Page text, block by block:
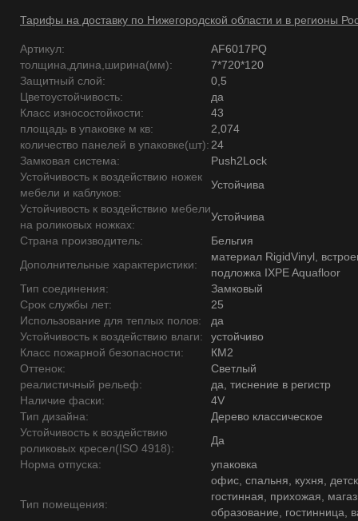
Тарифы на доставку по Нижегородской области и в регионы
Артикул:
AF6017PQ
толщина,длина,ширина(мм):
7*720*120
Защитный слой:
0,5
Цветоустойчивость:
да
Класс износостойкости:
43
площадь в упаковке м кв:
2,074
количество панелей в упаковке(шт): 24
Замковая система:
Push2Lock
Устойчивость к воздействию ножек
мебели и каблуков:
Устойчива
Устойчивость к воздействию мебели
на роликовых ножках:
Устойчива
Страна производитель:
Бельгия
Дополнительные характеристики:
материал RigidVinyl,
подложка IXPE Aquafloor
Тип соединения:
Замковый
Срок службы лет:
25
Использование для теплых полов:
да
Устойчивость к воздействию влаги:
устойчиво
Класс пожарной безопасности:
КМ2
Оттенок:
Светлый
реалистичный рельеф:
да, тиснение в регистр
Наличие фаски:
4V
Тип дизайна:
Дерево классическое
Устойчивость к воздействию
роликовых кресел(ISO 4918):
Да
Норма отпуска:
упаковка
Тип помещения:
офис, спальня, кухня,
гостинная, прихожая,
образование, гостинница,